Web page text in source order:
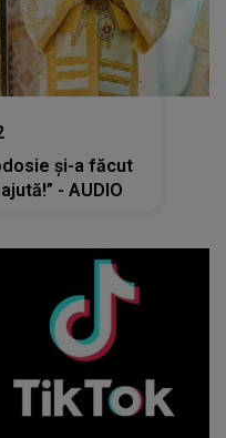
și-a făcut
- AUDIO